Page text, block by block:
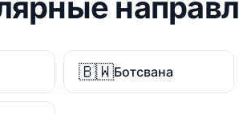
🇧🇼Ботсвана